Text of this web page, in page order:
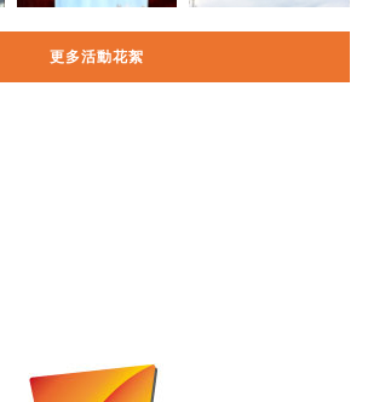
更多活動花絮